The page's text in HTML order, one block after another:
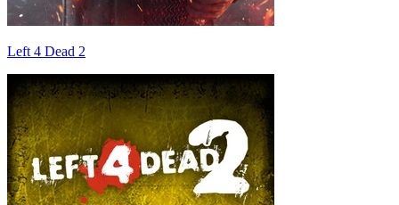
Left 4 Dead 2